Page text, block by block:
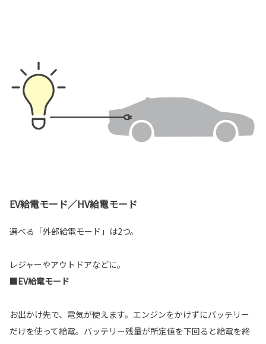
EV給電モード／HV給電モード
選べる「外部給電モード」は2つ。
レジャーやアウトドアなどに。
■EV給電モード
お出かけ先で、電気が使えます。エンジンをかけずにバッテリー
だけを使って給電。バッテリー残量が所定値を下回ると給電を終